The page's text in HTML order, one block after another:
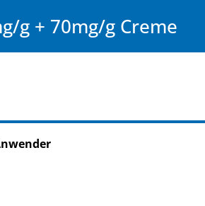
g + 70mg/g Creme